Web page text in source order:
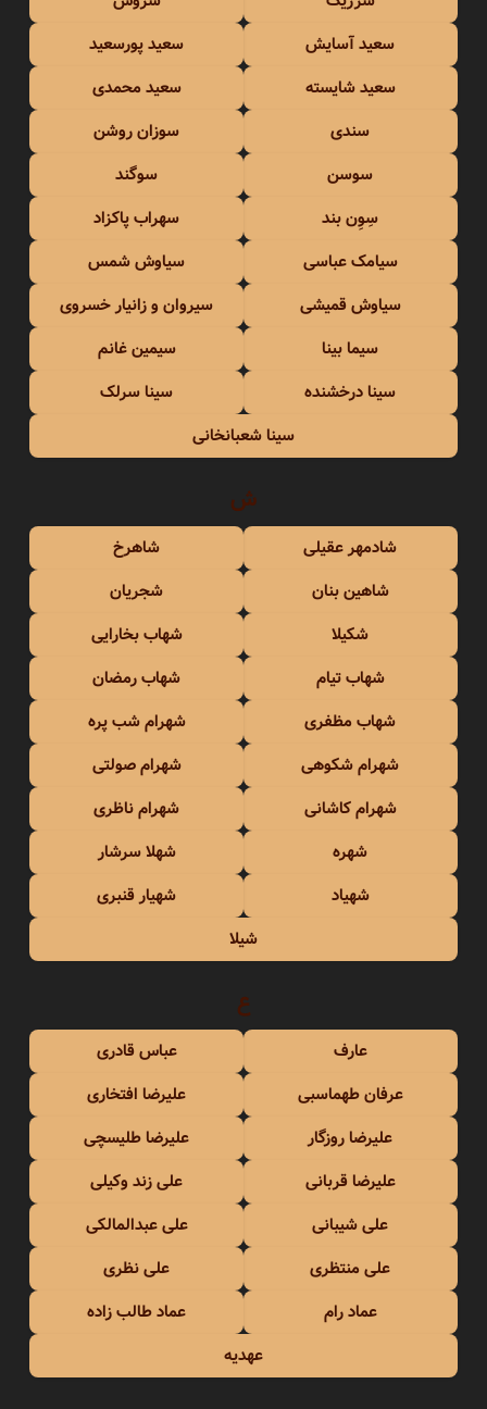
سعید آسایش
سعید پورسعید
سعید شایسته
سعید محمدی
سندی
سوزان روشن
سوسن
سوگند
سِوِن بند
سهراب پاکزاد
سیامک عباسی
سیاوش شمس
سیاوش قمیشی
سیروان و زانیار خسروی
سیما بینا
سیمین غانم
سینا درخشنده
سینا سرلک
سینا شعبانخانی
ش
شادمهر عقیلی
شاهرخ
شاهین بنان
شجریان
شکیلا
شهاب بخارایی
شهاب تیام
شهاب رمضان
شهاب مظفری
شهرام شب پره
شهرام شکوهی
شهرام صولتی
شهرام کاشانی
شهرام ناظری
شهره
شهلا سرشار
شهیاد
شهیار قنبری
شیلا
ع
عارف
عباس قادری
عرفان طهماسبی
علیرضا افتخاری
علیرضا روزگار
علیرضا طلیسچی
علیرضا قربانی
علی زند وکیلی
علی شیبانی
علی عبدالمالکی
علی منتظری
علی نظری
عماد رام
عماد طالب زاده
عهدیه